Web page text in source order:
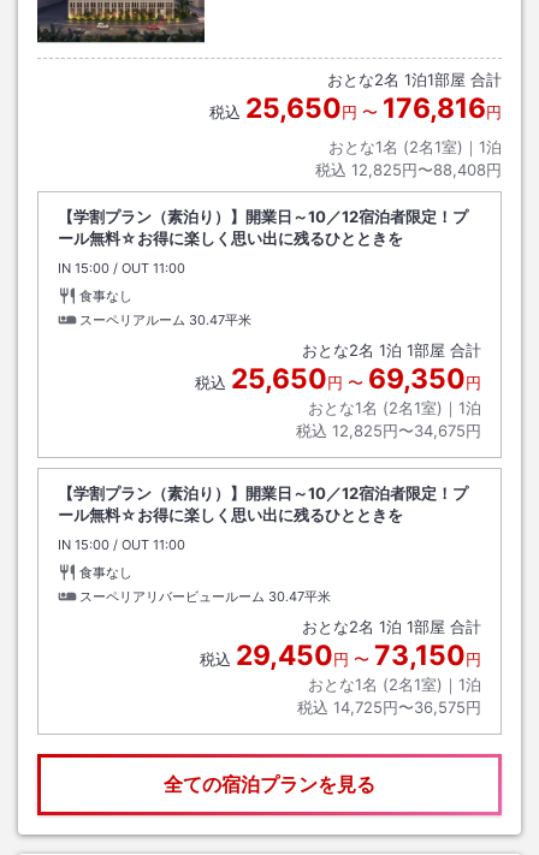
おとな2名 1泊1部屋 合計
税込 25,650円 〜 176,816円
おとな1名 (2名1室)｜ 1泊
税込 12,825円〜88,408円
【学割プラン（素泊り）】開業日～10／12宿泊者限定！プ
ール無料☆お得に楽しく思い出に残るひとときを
IN チェックイン
15:00 / OUT チェックアウト
11:00
食事なし
スーペリアルーム 30.47平米
おとな2名 1泊 1部屋 合計
税込 25,650円 〜 69,350円
おとな1名 (2名1室)｜ 1泊
税込 12,825円〜34,675円
【学割プラン（素泊り）】開業日～10／12宿泊者限定！プ
ール無料☆お得に楽しく思い出に残るひとときを
IN チェックイン
15:00 / OUT チェックアウト
11:00
食事なし
スーペリアリバービュールーム 30.47平米
おとな2名 1泊 1部屋 合計
税込 29,450円 〜 73,150円
おとな1名 (2名1室)｜ 1泊
税込 14,725円〜36,575円
全ての宿泊プランを見る